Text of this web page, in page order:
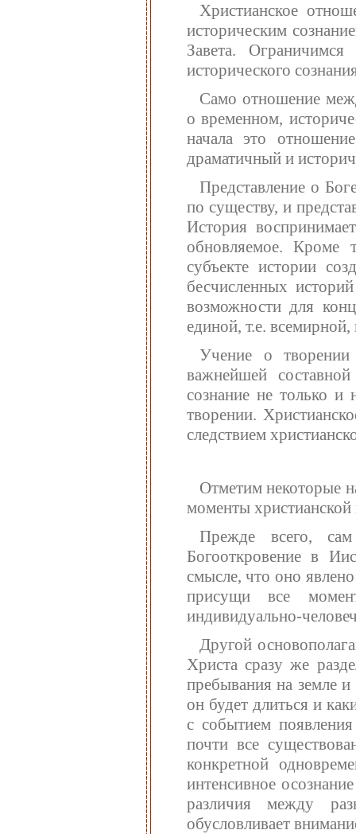
Христианское
историческим
Завета.
исторического
Само отношение
о временном,
начала это
драматичный и
Представление о
по существу, и
История
обновляемое. Кроме
субъекте истории
бесчисленных
возможности для
единой, т.е. всемирной,
Учение о
важнейшей
сознание не только и
творении.
следствием
Отметим некоторые
моменты
Прежде всего,
Богооткровение в
смысле, что оно
присущи все
индивидуально-
Другой
Христа сразу же
пребывания на земле
он будет длиться и
с событием
почти все
конкретной
интенсивное
различия между
обусловливает